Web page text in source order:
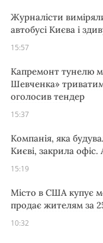
Журналісти
автобусі Києва і
15:57
Капремонт тунелю
Шевченка»
оголосив тендер
15:37
Компанія, яка
Києві, закрила офіс.
15:19
Місто в США купує
продає жителям за
10:32